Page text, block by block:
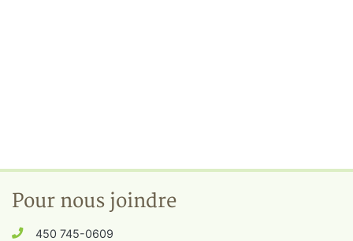
Pour nous joindre
450 745-0609